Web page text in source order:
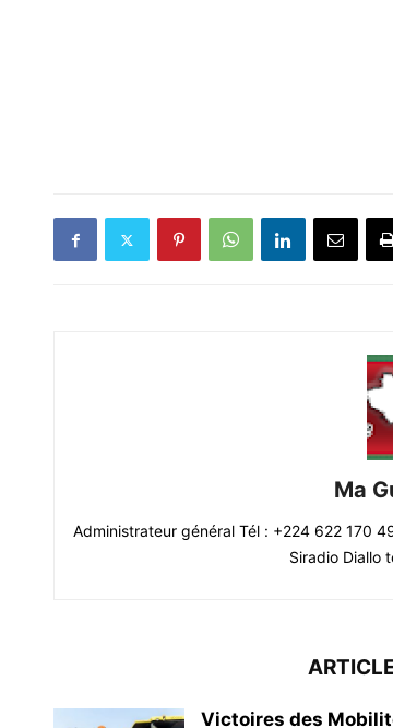
Ma
Administrateur général Tél : +224 622 170
Siradio Diallo
Victoires des